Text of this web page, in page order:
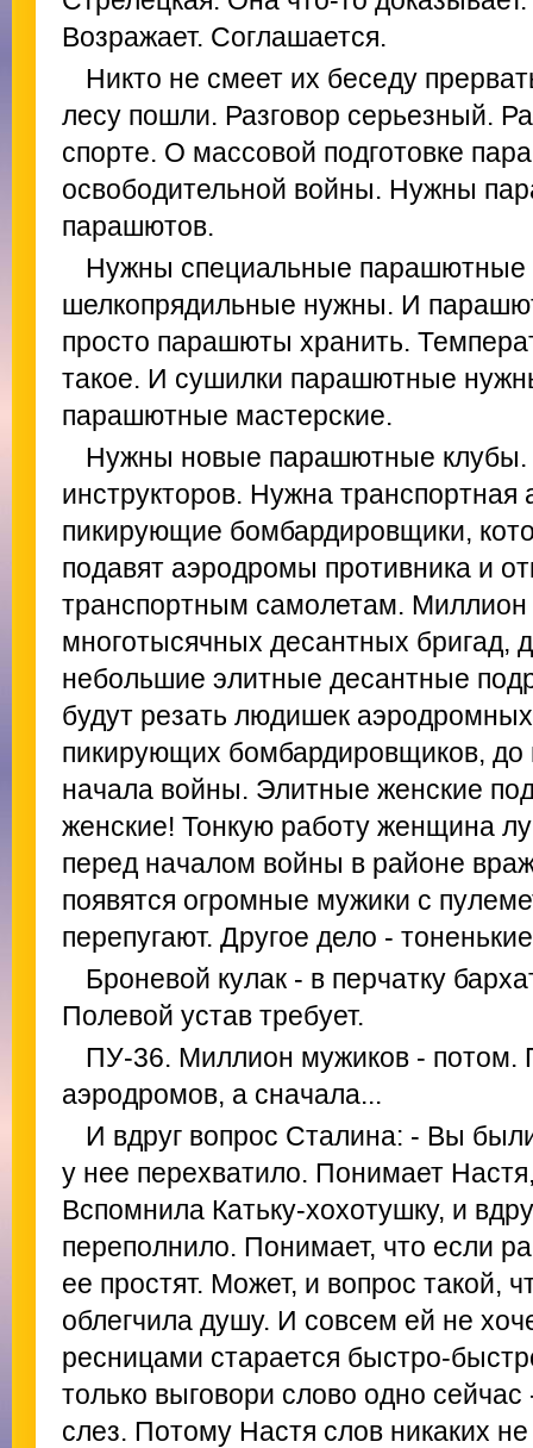
Возражает. Соглашается.
Никто не смеет их беседу
лесу пошли. Разговор серьезный.
спорте. О массовой подготовке
освободительной войны. Нужны
парашютов.
Нужны специальные
шелкопрядильные нужны. И
просто парашюты хранить.
такое. И сушилки парашютные
парашютные мастерские.
Нужны новые парашютные клубы.
инструкторов. Нужна
пикирующие бомбардировщики,
подавят аэродромы противника и
транспортным самолетам.
многотысячных десантных бригад,
небольшие элитные десантные
будут резать людишек
пикирующих бомбардировщиков, до
начала войны. Элитные женские
женские! Тонкую работу женщина
перед началом войны в районе
появятся огромные мужики с
перепугают. Другое дело -
Броневой кулак - в перчатку
Полевой устав требует.
ПУ-36. Миллион мужиков - потом.
аэродромов, а сначала...
И вдруг вопрос Сталина: - Вы
у нее перехватило. Понимает
Вспомнила Катьку-хохотушку, и
переполнило. Понимает, что если
ее простят. Может, и вопрос такой,
облегчила душу. И совсем ей не
ресницами старается быстро-
только выговори слово одно
слез. Потому Настя слов никаких